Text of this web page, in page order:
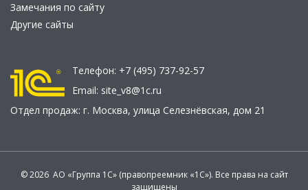
Замечания по сайту
Другие сайты
Телефон: +7 (495) 737-92-57
Email: site_v8@1c.ru
Отдел продаж: г. Москва, улица Селезнёвская, дом 21
© 2026 АО «Группа 1С» (правопреемник «1С»). Все права на сайт
защищены